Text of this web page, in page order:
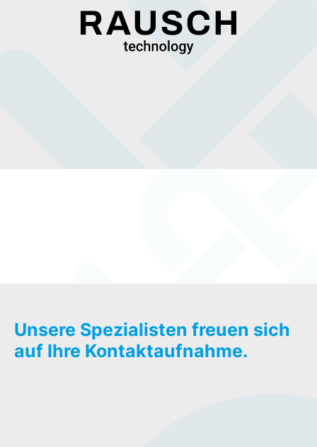
Unsere Spezialisten freuen sich
auf Ihre Kontaktaufnahme.